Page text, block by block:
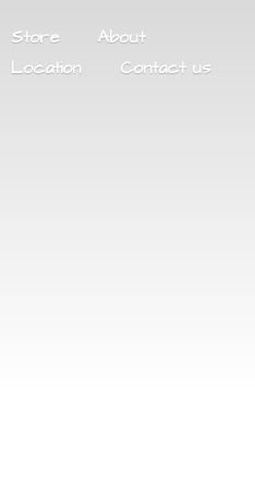
Store
About
Location
Contact us